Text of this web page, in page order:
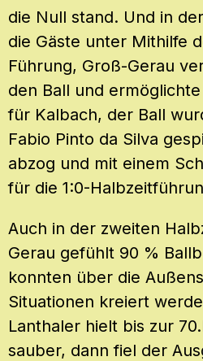
die Null stand. Und in
die Gäste unter Mithilfe
Führung, Groß-Gerau
den Ball und
für Kalbach, der Ball
Fabio Pinto da Silva
abzog und mit einem
für die 1:0-
Auch in der zweiten
Gerau gefühlt 90 %
konnten über die
Situationen kreiert
Lanthaler hielt bis zur
sauber, dann fiel der